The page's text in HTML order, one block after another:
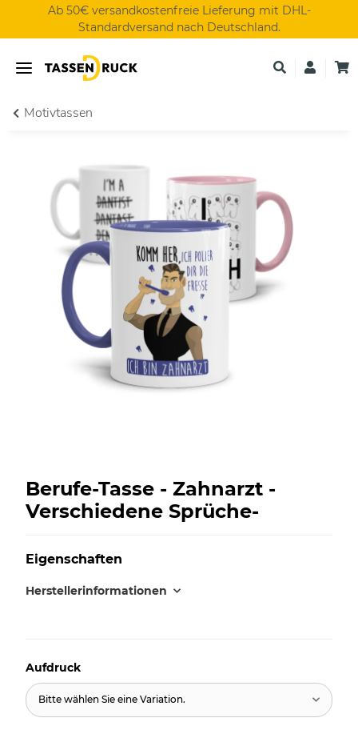
Ab 50€ versandkostenfreie Lieferung mit DHL-
Standardversand nach Deutschland.
Motivtassen
Berufe-Tasse - Zahnarzt -
Verschiedene Sprüche-
Eigenschaften
Herstellerinformationen
Aufdruck
Bitte wählen Sie eine Variation.